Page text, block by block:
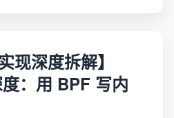
现深度拆解】
：用 BPF 写内